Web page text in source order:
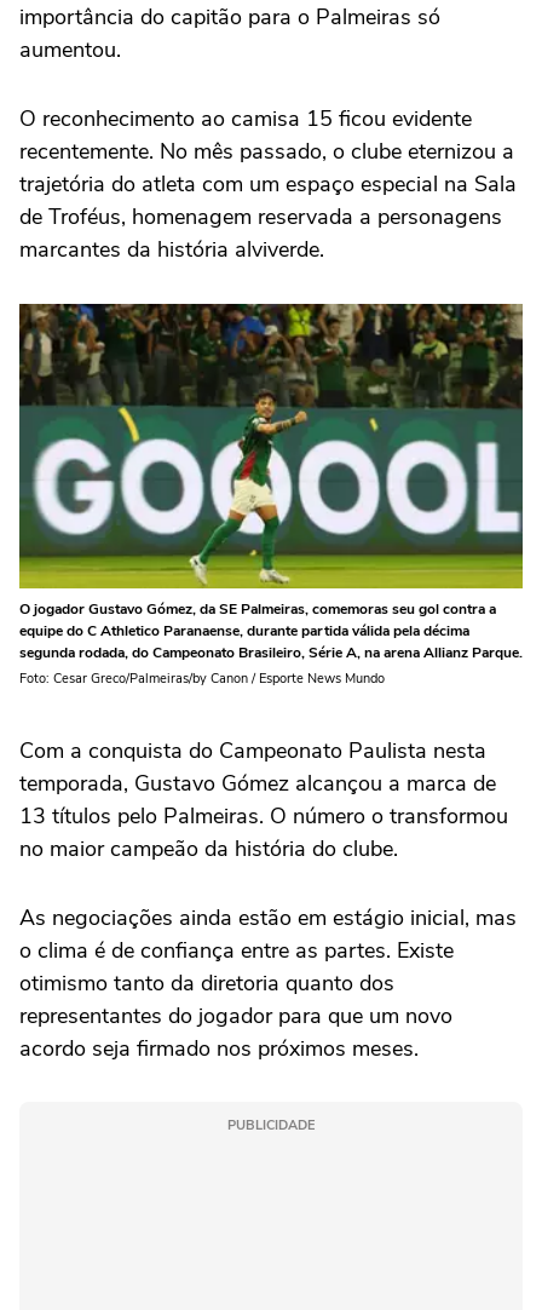
importância do capitão para o Palmeiras só
aumentou.
O reconhecimento ao camisa 15 ficou evidente
recentemente. No mês passado, o clube eternizou a
trajetória do atleta com um espaço especial na Sala
de Troféus, homenagem reservada a personagens
marcantes da história alviverde.
O jogador Gustavo Gómez, da SE Palmeiras, comemoras seu gol contra a
equipe do C Athletico Paranaense, durante partida válida pela décima
segunda rodada, do Campeonato Brasileiro, Série A, na arena Allianz Parque.
Foto: Cesar Greco/Palmeiras/by Canon / Esporte News Mundo
Com a conquista do Campeonato Paulista nesta
temporada, Gustavo Gómez alcançou a marca de
13 títulos pelo Palmeiras. O número o transformou
no maior campeão da história do clube.
As negociações ainda estão em estágio inicial, mas
o clima é de confiança entre as partes. Existe
otimismo tanto da diretoria quanto dos
representantes do jogador para que um novo
acordo seja firmado nos próximos meses.
PUBLICIDADE